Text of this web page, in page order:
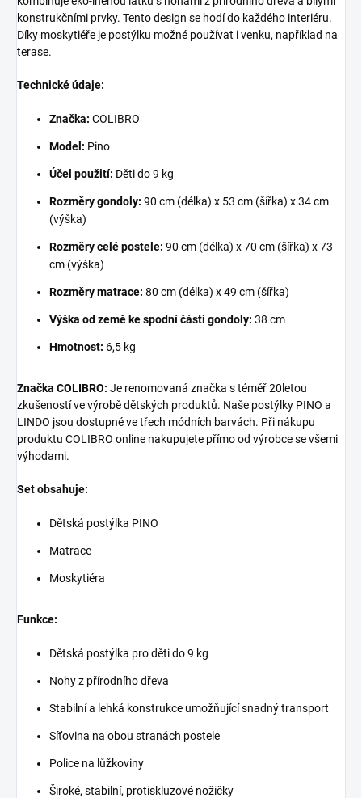
konstrukčními prvky. Tento design se hodí do každého interiéru.
Díky moskytiéře je postýlku možné používat i venku, například na
terase.
Technické údaje:
Značka: COLIBRO
Model: Pino
Účel použití: Děti do 9 kg
Rozměry gondoly: 90 cm (délka) x 53 cm (šířka) x 34 cm
(výška)
Rozměry celé postele: 90 cm (délka) x 70 cm (šířka) x 73
cm (výška)
Rozměry matrace: 80 cm (délka) x 49 cm (šířka)
Výška od země ke spodní části gondoly: 38 cm
Hmotnost: 6,5 kg
Značka COLIBRO: Je renomovaná značka s téměř 20letou
zkušeností ve výrobě dětských produktů. Naše postýlky PINO a
LINDO jsou dostupné ve třech módních barvách. Při nákupu
produktu COLIBRO online nakupujete přímo od výrobce se všemi
výhodami.
Set obsahuje:
Dětská postýlka PINO
Matrace
Moskytiéra
Funkce:
Dětská postýlka pro děti do 9 kg
Nohy z přírodního dřeva
Stabilní a lehká konstrukce umožňující snadný transport
Síťovina na obou stranách postele
Police na lůžkoviny
Široké, stabilní, protiskluzové nožičky